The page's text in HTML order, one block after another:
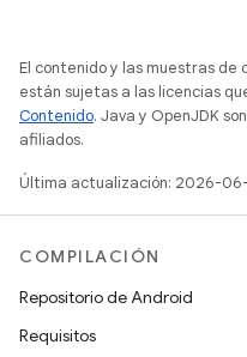
El contenido y las muestras
están sujetas a las licencias
Contenido. Java y OpenJDK
afiliados.
Última actualización: 2026-
COMPILACIÓN
Repositorio de Android
Requisitos